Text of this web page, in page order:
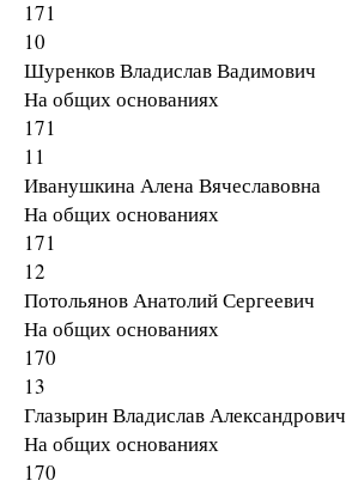
171
10
Шуренков Владислав Вадимович
На общих основаниях
171
11
Иванушкина Алена Вячеславовна
На общих основаниях
171
12
Потольянов Анатолий Сергеевич
На общих основаниях
170
13
Глазырин Владислав Александрович
На общих основаниях
170